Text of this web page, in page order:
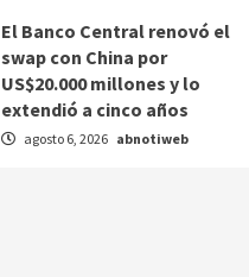
El Banco Central renovó el
swap con China por
US$20.000 millones y lo
extendió a cinco años
agosto 6, 2026 abnotiweb